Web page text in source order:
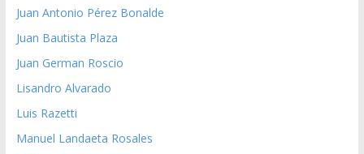
Juan Antonio Pérez Bonalde
Juan Bautista Plaza
Juan German Roscio
Lisandro Alvarado
Luis Razetti
Manuel Landaeta Rosales